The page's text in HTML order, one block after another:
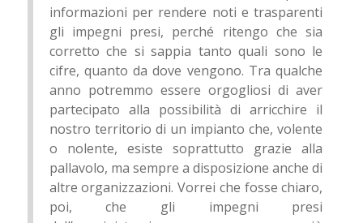
informazioni per rendere noti e trasparenti
gli impegni presi, perché ritengo che sia
corretto che si sappia tanto quali sono le
cifre, quanto da dove vengono. Tra qualche
anno potremmo essere orgogliosi di aver
partecipato alla possibilità di arricchire il
nostro territorio di un impianto che, volente
o nolente, esiste soprattutto grazie alla
pallavolo, ma sempre a disposizione anche di
altre organizzazioni. Vorrei che fosse chiaro,
poi, che gli impegni presi